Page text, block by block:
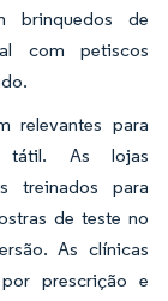
brinquedos de
com petiscos
relevantes para
tátil. As lojas
treinados para
de teste no
As clínicas
prescrição e